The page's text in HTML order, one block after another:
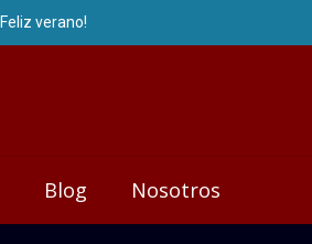
Blog Nosotros